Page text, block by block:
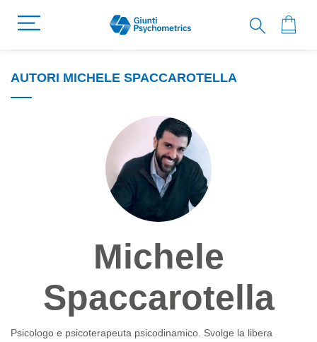
AUTORI MICHELE SPACCAROTELLA
Michele
Spaccarotella
Psicologo e psicoterapeuta psicodinamico. Svolge la libera